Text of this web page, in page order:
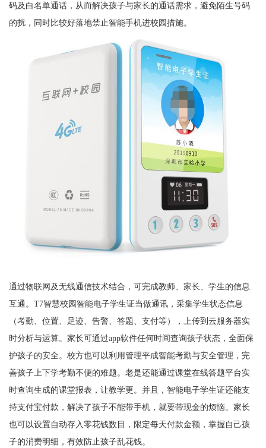
码及白名单通话，从而解决孩子与家长的通话需求，避免陌生号码
的扰，同时比较好落地禁止智能手机进校园措施。
通过物联网及无线通信技术结合，可完成教师、家长、学生的信息
互通。T7智慧校园智能电子学生证当做通讯，采集学生状态信息
（考勤、位置、足迹、告警、答题、支付等），上传到云服务器实
时分析与运算。家长可通过app软件任何时间查询孩子状态，全面保
护孩子的安全。校方也可以利用管理平成智能考勤与安全管理，完
善孩子上下学考勤不便的难题。老是还能通过课堂在线答题平台实
时查询生成的课堂报表，让教学更。并且，智能电子学生证还能支
持支付宝付款，解决了孩子不能带手机，就要带现金的烦恼。家长
也可以设置自动存入零花钱数目，限定每天付款金额，掌握自己孩
子的消费明细，有效防止孩子乱花钱。